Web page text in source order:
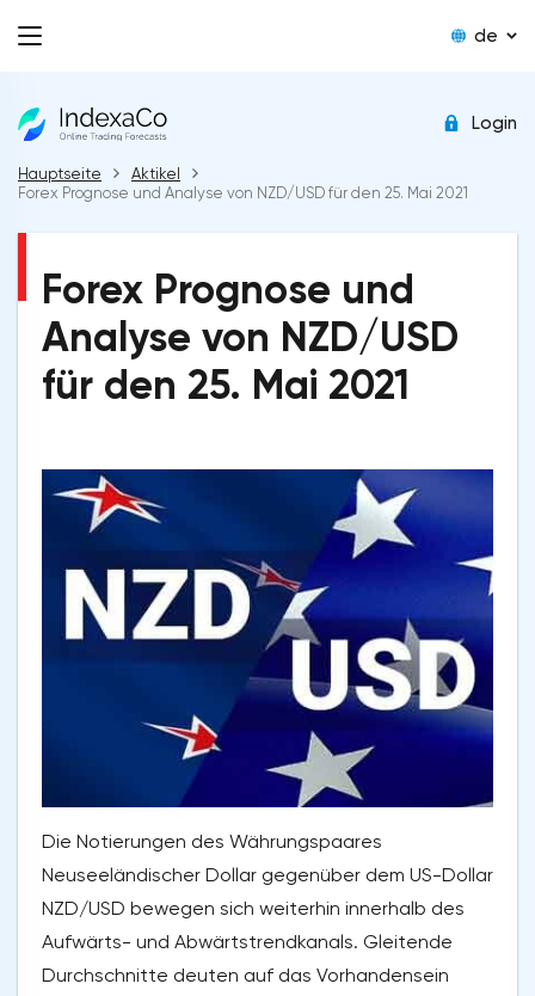
de
Login
Hauptseite
Aktikel
Forex Prognose und Analyse von NZD/USD für den 25. Mai 2021
Forex Prognose und
Analyse von NZD/USD
für den 25. Mai 2021
Die Notierungen des Währungspaares
Neuseeländischer Dollar gegenüber dem US-Dollar
NZD/USD bewegen sich weiterhin innerhalb des
Aufwärts- und Abwärtstrendkanals. Gleitende
Durchschnitte deuten auf das Vorhandensein